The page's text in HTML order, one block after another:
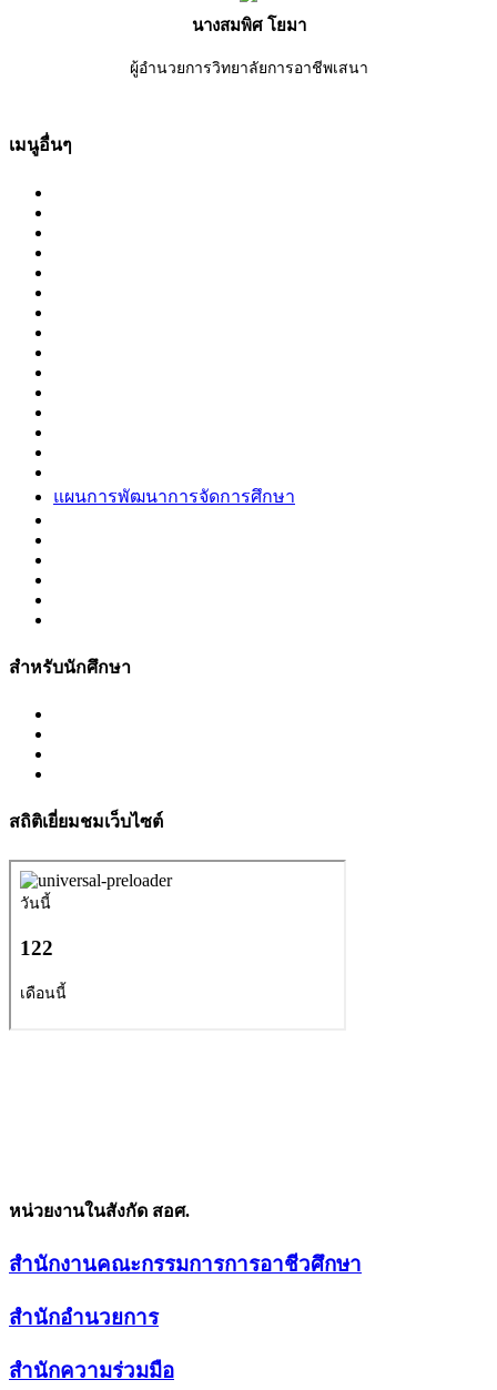
นางสมพิศ โยมา
ผู้อำนวยการวิทยาลัยการอาชีพเสนา
เมนูอื่นๆ
แผนการพัฒนาการจัดการศึกษา
สำหรับนักศึกษา
สถิติเยี่ยมชมเว็บไซต์
หน่วยงานในสังกัด สอศ.
สำนักงานคณะกรรมการการอาชีวศึกษา
สำนักอำนวยการ
สำนักความร่วมมือ